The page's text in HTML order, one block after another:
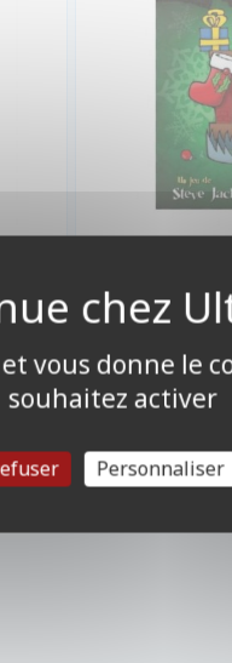
vous donne le
souhaitez activer
Personnaliser